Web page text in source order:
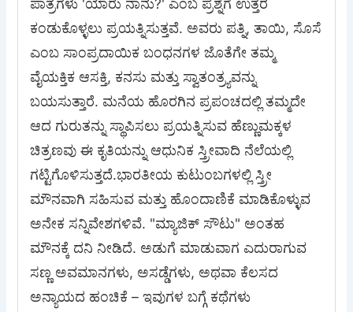
ಪಾತ್ರಗಳು 'ಯಾರು ನಾನು?' ಎಂಬ ಪ್ರಶ್ನೆಗೆ ಉತ್ತರ
ಕಂಡುಕೊಳ್ಳಲು ಪ್ರಯತ್ನಿಸುತ್ತವೆ. ಅವರು ಪತ್ನಿ, ತಾಯಿ, ಸೊಸೆ
ಎಂಬ ಸಾಂಪ್ರದಾಯಿಕ ಬಂಧನಗಳ ಜೊತೆಗೇ ತಮ್ಮ
ವೈಯಕ್ತಿಕ ಆಸಕ್ತಿ, ಕನಸು ಮತ್ತು ಸ್ವಾತಂತ್ರ್ಯವನ್ನು
ಬಯಸುತ್ತಾರೆ. ಮನೆಯ ಹೊರಗಿನ ಪ್ರಪಂಚದಲ್ಲಿ ತಮ್ಮದೇ
ಆದ ಗುರುತನ್ನು ಸ್ಥಾಪಿಸಲು ಪ್ರಯತ್ನಿಸುವ ಹೆಣ್ಣುಮಕ್ಕಳ
ಚಿತ್ರಣವು ಈ ಕೃತಿಯನ್ನು ಆಧುನಿಕ ಸ್ತ್ರೀವಾದಿ ನೆಲೆಯಲ್ಲಿ
ಗಟ್ಟಿಗೊಳಿಸುತ್ತದೆ.ಭಾರತೀಯ ಕುಟುಂಬಗಳಲ್ಲಿ ಸ್ತ್ರೀ
ಮೌನವಾಗಿ ಸಹಿಸುವ ಮತ್ತು ಹೊಂದಾಣಿಕೆ ಮಾಡಿಕೊಳ್ಳುವ
ಅನೇಕ ಸನ್ನಿವೇಶಗಳಿವೆ. "ಮ್ಯಾಜಿಕ್ ಸೌಟು" ಅಂತಹ
ಮೌನಕ್ಕೆ ದನಿ ನೀಡಿದೆ. ಅಡುಗೆ ಮಾಡುವಾಗ ಎದುರಾಗುವ
ಸಣ್ಣ ಅವಮಾನಗಳು, ಅಸಡ್ಡೆಗಳು, ಅಥವಾ ಕೆಲಸದ
ಅನ್ಯಾಯದ ಹಂಚಿಕೆ – ಇವುಗಳ ಬಗ್ಗೆ ಕಥೆಗಳು